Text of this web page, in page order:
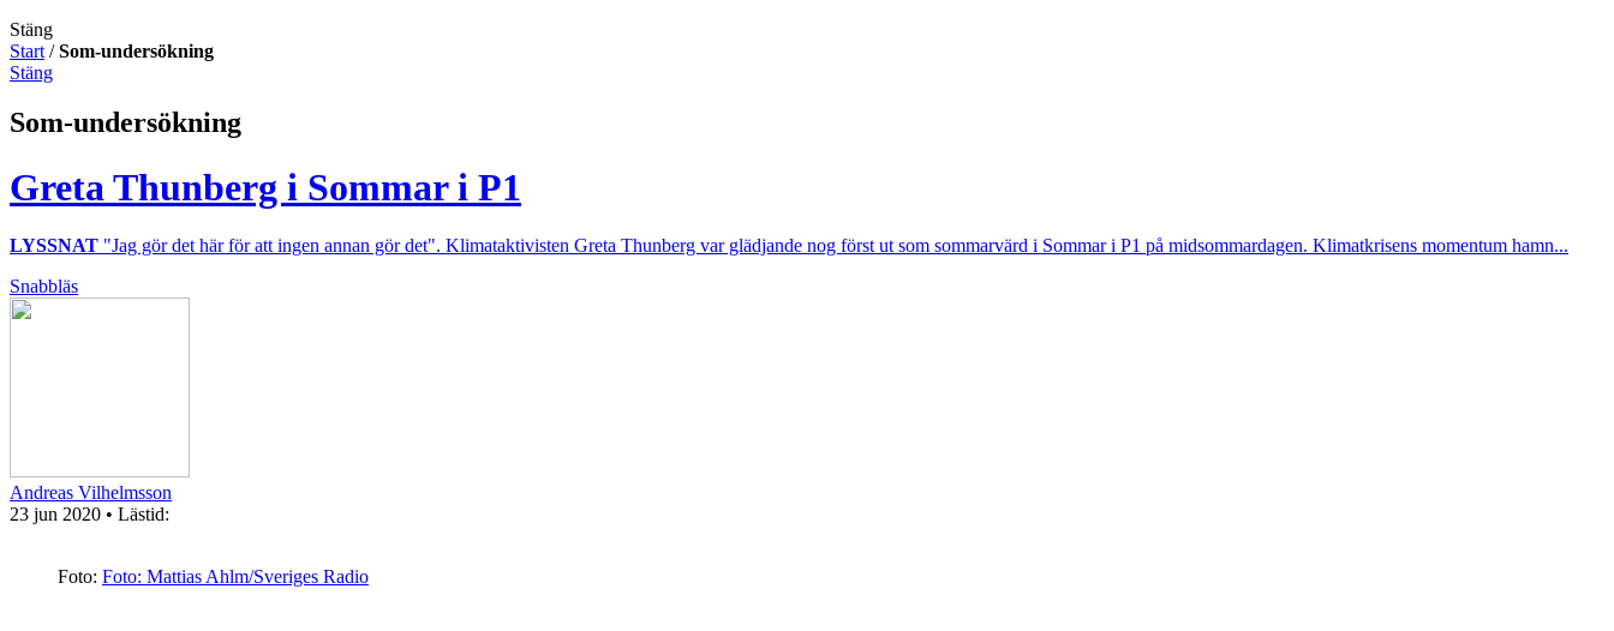
Stäng
Start /Som-undersökning
Stäng
Som-undersökning
Greta Thunberg i Sommar i P1
LYSSNAT "Jag gör det här för att ingen annan gör det". Klimataktivisten Greta Thunberg var glädjande nog först ut som sommarvärd i Sommar i P1 på midsommardagen. Klimatkrisens momentum hamn...
Snabbläs
Andreas Vilhelmsson
23 jun 2020 • Lästid:
Foto: Foto: Mattias Ahlm/Sveriges Radio